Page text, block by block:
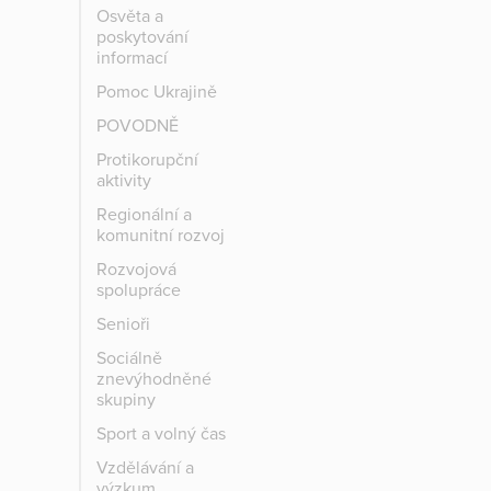
Osvěta a
poskytování
informací
Pomoc Ukrajině
POVODNĚ
Protikorupční
aktivity
Regionální a
komunitní rozvoj
Rozvojová
spolupráce
Senioři
Sociálně
znevýhodněné
skupiny
Sport a volný čas
Vzdělávání a